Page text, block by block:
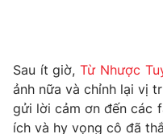
Khán giả
Giải sao mai
Sao
Du lịch
Làm đẹp
Giáo dục
Tuyển sinh
Công nghệ
Sau ít giờ,Từ Nhược
ảnh nữa và chỉnh lại vị
gửi lời cảm ơn đến các
ích và hy vọng cô đã